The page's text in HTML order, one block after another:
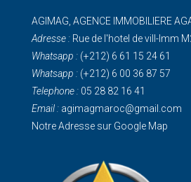
AGIMAG, AGENCE IMMOBILIERE
Adresse : Rue de I'hotel de vill-Imm
Whatsapp : (+212) 6 61 15 24 61
Whatsapp : (+212) 6 00 36 87 57
Telephone : 05 28 82 16 41
Email : agimagmaroc@gmail.com
Notre Adresse sur Google Map